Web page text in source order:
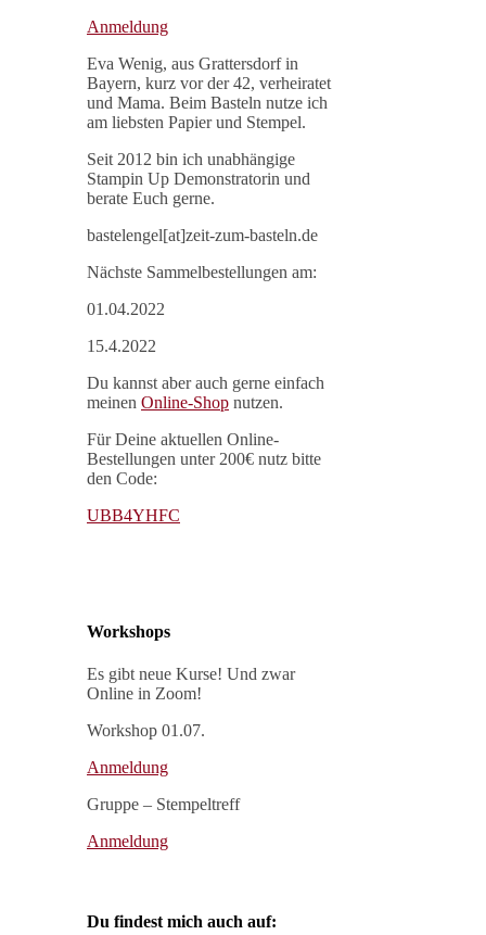
Anmeldung
Eva Wenig, aus Grattersdorf in
Bayern, kurz vor der 42, verheiratet
und Mama. Beim Basteln nutze ich
am liebsten Papier und Stempel.
Seit 2012 bin ich unabhängige
Stampin Up Demonstratorin und
berate Euch gerne.
bastelengel[at]zeit-zum-basteln.de
Nächste Sammelbestellungen am:
01.04.2022
15.4.2022
Du kannst aber auch gerne einfach
meinen Online-Shop nutzen.
Für Deine aktuellen Online-
Bestellungen unter 200€ nutz bitte
den Code:
UBB4YHFC
Workshops
Es gibt neue Kurse! Und zwar
Online in Zoom!
Workshop 01.07.
Anmeldung
Gruppe – Stempeltreff
Anmeldung
Du findest mich auch auf: